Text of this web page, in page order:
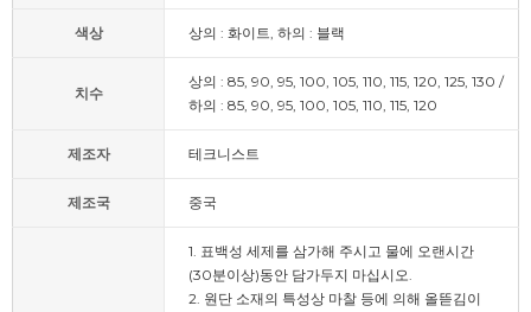
색상 상의 : 화이트, 하의 : 블랙
치수
상의 : 85, 90, 95, 100, 105, 110, 115, 120, 125, 130 /
하의 : 85, 90, 95, 100, 105, 110, 115, 120
제조자 테크니스트
제조국 중국
1. 표백성 세제를 삼가해 주시고 물에 오랜시간
(30분이상)동안 담가두지 마십시오.
2. 원단 소재의 특성상 마찰 등에 의해 올뜯김이